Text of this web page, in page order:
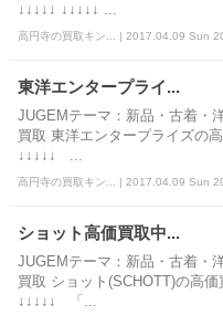
↓↓↓↓↓ ↓↓↓↓↓ ...
高円寺の買取キン... | 2017.04.09 Sun
東洋エンタープライ...
JUGEMテーマ：新品・古着・
買取 東洋エンタープライズの
↓↓↓↓↓ ...
高円寺の買取キン... | 2017.04.09 Sun
ショット高価買取中...
JUGEMテーマ：新品・古着・
買取 ショット(SCHOTT)の高価
↓↓↓↓↓ 「...